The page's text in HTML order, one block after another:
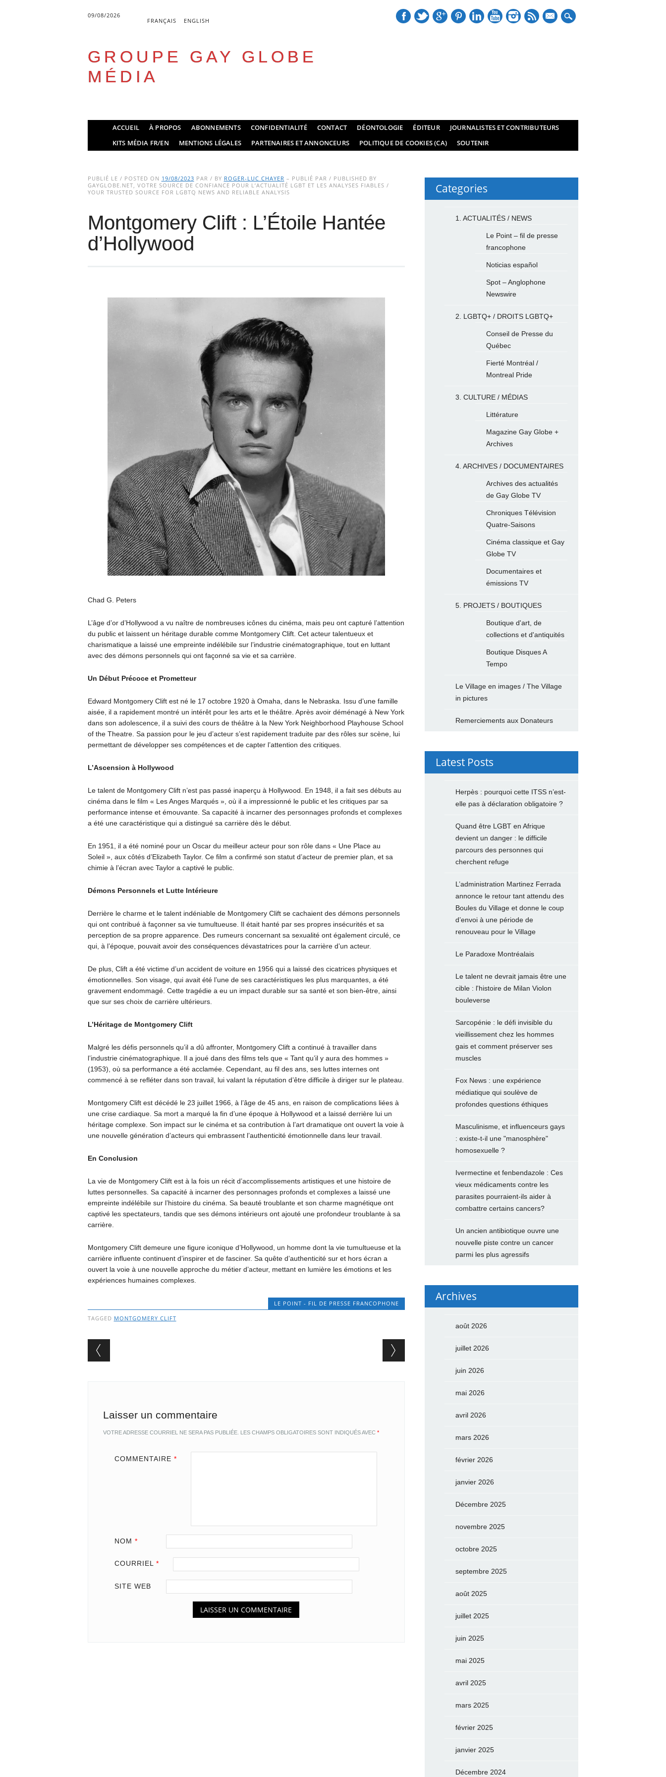
09/08/2026
FRANÇAIS ENGLISH
mail
GROUPE GAY GLOBE
MÉDIA
Main menu
ACCUEIL À PROPOS ABONNEMENTS CONFIDENTIALITÉ CONTACT DÉONTOLOGIE ÉDITEUR
JOURNALISTES ET CONTRIBUTEURS
KITS MÉDIA FR/EN
MENTIONS LÉGALES PARTENAIRES ET ANNONCEURS POLITIQUE DE COOKIES (CA) SOUTENIR
PUBLIÉ LE / POSTED ON 19/08/2023 PAR / BY ROGER-LUC CHAYER – PUBLIÉ PAR / PUBLISHED BY
GAYGLOBE.NET, VOTRE SOURCE DE CONFIANCE POUR L’ACTUALITÉ LGBT ET LES ANALYSES FIABLES /
YOUR TRUSTED SOURCE FOR LGBTQ NEWS AND RELIABLE ANALYSIS
Montgomery Clift : L’Étoile Hantée
d’Hollywood
Chad G. Peters
L’âge d’or d’Hollywood a vu naître de nombreuses icônes du cinéma, mais peu ont capturé l’attention
du public et laissent un héritage durable comme Montgomery Clift. Cet acteur talentueux et
charismatique a laissé une empreinte indélébile sur l’industrie cinématographique, tout en luttant
avec des démons personnels qui ont façonné sa vie et sa carrière.
Un Début Précoce et Prometteur
Edward Montgomery Clift est né le 17 octobre 1920 à Omaha, dans le Nebraska. Issu d’une famille
aisée, il a rapidement montré un intérêt pour les arts et le théâtre. Après avoir déménagé à New York
dans son adolescence, il a suivi des cours de théâtre à la New York Neighborhood Playhouse School
of the Theatre. Sa passion pour le jeu d’acteur s’est rapidement traduite par des rôles sur scène, lui
permettant de développer ses compétences et de capter l’attention des critiques.
L’Ascension à Hollywood
Le talent de Montgomery Clift n’est pas passé inaperçu à Hollywood. En 1948, il a fait ses débuts au
cinéma dans le film « Les Anges Marqués », où il a impressionné le public et les critiques par sa
performance intense et émouvante. Sa capacité à incarner des personnages profonds et complexes
a été une caractéristique qui a distingué sa carrière dès le début.
En 1951, il a été nominé pour un Oscar du meilleur acteur pour son rôle dans « Une Place au
Soleil », aux côtés d’Elizabeth Taylor. Ce film a confirmé son statut d’acteur de premier plan, et sa
chimie à l’écran avec Taylor a captivé le public.
Démons Personnels et Lutte Intérieure
Derrière le charme et le talent indéniable de Montgomery Clift se cachaient des démons personnels
qui ont contribué à façonner sa vie tumultueuse. Il était hanté par ses propres insécurités et sa
perception de sa propre apparence. Des rumeurs concernant sa sexualité ont également circulé, ce
qui, à l’époque, pouvait avoir des conséquences dévastatrices pour la carrière d’un acteur.
De plus, Clift a été victime d’un accident de voiture en 1956 qui a laissé des cicatrices physiques et
émotionnelles. Son visage, qui avait été l’une de ses caractéristiques les plus marquantes, a été
gravement endommagé. Cette tragédie a eu un impact durable sur sa santé et son bien-être, ainsi
que sur ses choix de carrière ultérieurs.
L’Héritage de Montgomery Clift
Malgré les défis personnels qu’il a dû affronter, Montgomery Clift a continué à travailler dans
l’industrie cinématographique. Il a joué dans des films tels que « Tant qu’il y aura des hommes »
(1953), où sa performance a été acclamée. Cependant, au fil des ans, ses luttes internes ont
commencé à se refléter dans son travail, lui valant la réputation d’être difficile à diriger sur le plateau.
Montgomery Clift est décédé le 23 juillet 1966, à l’âge de 45 ans, en raison de complications liées à
une crise cardiaque. Sa mort a marqué la fin d’une époque à Hollywood et a laissé derrière lui un
héritage complexe. Son impact sur le cinéma et sa contribution à l’art dramatique ont ouvert la voie à
une nouvelle génération d’acteurs qui embrassent l’authenticité émotionnelle dans leur travail.
En Conclusion
La vie de Montgomery Clift est à la fois un récit d’accomplissements artistiques et une histoire de
luttes personnelles. Sa capacité à incarner des personnages profonds et complexes a laissé une
empreinte indélébile sur l’histoire du cinéma. Sa beauté troublante et son charme magnétique ont
captivé les spectateurs, tandis que ses démons intérieurs ont ajouté une profondeur troublante à sa
carrière.
Montgomery Clift demeure une figure iconique d’Hollywood, un homme dont la vie tumultueuse et la
carrière influente continuent d’inspirer et de fasciner. Sa quête d’authenticité sur et hors écran a
ouvert la voie à une nouvelle approche du métier d’acteur, mettant en lumière les émotions et les
expériences humaines complexes.
LE POINT - FIL DE PRESSE FRANCOPHONE
TAGGED MONTGOMERY CLIFT
Post navigation
Laisser un commentaire
VOTRE ADRESSE COURRIEL NE SERA PAS PUBLIÉE. LES CHAMPS OBLIGATOIRES SONT INDIQUÉS AVEC *
COMMENTAIRE *
NOM *
COURRIEL *
SITE WEB
Categories
1. ACTUALITÉS / NEWS
Le Point – fil de presse
francophone
Noticias español
Spot – Anglophone
Newswire
2. LGBTQ+ / DROITS LGBTQ+
Conseil de Presse du
Québec
Fierté Montréal /
Montreal Pride
3. CULTURE / MÉDIAS
Littérature
Magazine Gay Globe +
Archives
4. ARCHIVES / DOCUMENTAIRES
Archives des actualités
de Gay Globe TV
Chroniques Télévision
Quatre-Saisons
Cinéma classique et Gay
Globe TV
Documentaires et
émissions TV
5. PROJETS / BOUTIQUES
Boutique d'art, de
collections et d'antiquités
Boutique Disques A
Tempo
Le Village en images / The Village
in pictures
Remerciements aux Donateurs
Latest Posts
Herpès : pourquoi cette ITSS n’est-
elle pas à déclaration obligatoire ?
Quand être LGBT en Afrique
devient un danger : le difficile
parcours des personnes qui
cherchent refuge
L’administration Martinez Ferrada
annonce le retour tant attendu des
Boules du Village et donne le coup
d’envoi à une période de
renouveau pour le Village
Le Paradoxe Montréalais
Le talent ne devrait jamais être une
cible : l'histoire de Milan Violon
bouleverse
Sarcopénie : le défi invisible du
vieillissement chez les hommes
gais et comment préserver ses
muscles
Fox News : une expérience
médiatique qui soulève de
profondes questions éthiques
Masculinisme, et influenceurs gays
: existe-t-il une "manosphère"
homosexuelle ?
Ivermectine et fenbendazole : Ces
vieux médicaments contre les
parasites pourraient-ils aider à
combattre certains cancers?
Un ancien antibiotique ouvre une
nouvelle piste contre un cancer
parmi les plus agressifs
Archives
août 2026
juillet 2026
juin 2026
mai 2026
avril 2026
mars 2026
février 2026
janvier 2026
Décembre 2025
novembre 2025
octobre 2025
septembre 2025
août 2025
juillet 2025
juin 2025
mai 2025
avril 2025
mars 2025
février 2025
janvier 2025
Décembre 2024